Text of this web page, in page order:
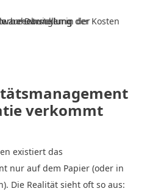
verkommt
existiert das
nur auf dem Papier (oder in
Die Realität sieht oft so aus: